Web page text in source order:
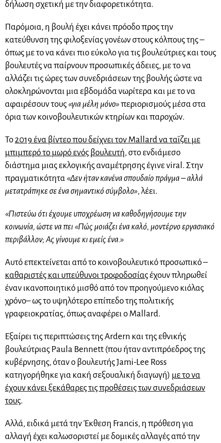
δήλωση σχετική με την διαφορετικότητα.
Παρόμοια, η βουλή έχει κάνει πρόοδο προς την
κατεύθυνση της φιλοξενίας γονέων στους κόλπους της –
όπως με το να κάνει πιο εύκολο για τις βουλεύτριες και τους
βουλευτές να παίρνουν προσωπικές άδειες, με το να
αλλάζει τις ώρες των συνεδριάσεων της βουλής ώστε να
ολοκληρώνονται μια εβδομάδα νωρίτερα και με το να
αφαιρέσουν τους «για μέλη μόνο»περιορισμούς μέσα στα
όρια των κοινοβουλευτικών κτηρίων και παροχών.
Το 2019 ένα βίντεο που δείχνει τον Mallard να ταΐζει με
μπιμπερό το μωρό ενός βουλευτή, στο ενδιάμεσο
διάστημα μιας εκλογικής αναμέτρησης έγινε viral. Στην
πραγματικότητα «Δεν ήταν κανένα σπουδαίο πράγμα – αλλά
μετατράπηκε σε ένα σημαντικό σύμβολο», λέει.
«Πιστεύω ότι έχουμε υποχρέωση να καθοδηγήσουμε την
κοινωνία, ώστε να πει «Πώς μοιάζει ένα καλό, μοντέρνο εργασιακό
περιβάλλον; Ας γίνουμε κι εμείς ένα.»
Αυτό επεκτείνεται από το κοινοβουλευτικό προσωπικό –
καθαριστές και υπεύθυνοι τροφοδοσίαςέχουν πληρωθεί
έναν ικανοποιητικό μισθό από τον προηγούμενο κιόλας
χρόνο– ως το υψηλότερο επίπεδο της πολιτικής
γραφειοκρατίας, όπως αναφέρει ο Mallard.
Εξαίρει τις περιπτώσεις της Ardern και της εθνικής
βουλεύτριας Paula Bennett (που ήταν αντιπρόεδρος της
κυβέρνησης, όταν ο βουλευτής Jami-Lee Ross
κατηγορήθηκε για κακή σεξουαλική διαγωγή) με το να
έχουν κάνει ξεκάθαρες τις προθέσεις των συνεδριάσεων
τους.
Αλλά, ειδικά μετά την Έκθεση Francis, η πρόθεση για
αλλαγή έχει καλωσοριστεί με δομικές αλλαγές από την